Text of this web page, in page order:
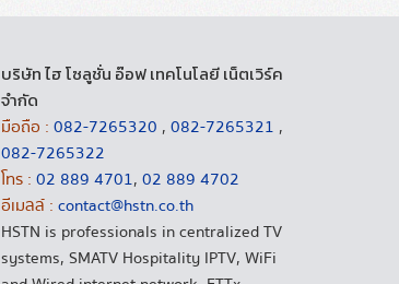
บริษัท ไฮ โซลูชั่น อ๊อฟ เทคโนโลยี เน็ตเวิร์ค
จำกัด
มือถือ : 082-7265320 , 082-7265321 ,
082-7265322
โทร : 02 889 4701, 02 889 4702
อีเมลล์ : contact@hstn.co.th
HSTN is professionals in centralized TV
systems, SMATV Hospitality IPTV, WiFi